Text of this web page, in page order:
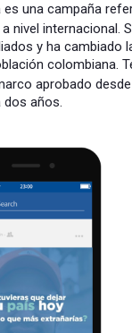
es una campaña
a nivel internacional.
y ha cambiado
colombiana.
aprobado desde
dos años.